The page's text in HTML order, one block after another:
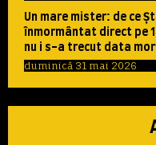
Un mare mister: de ce
înmormântat direct pe
nu i s-a trecut data
duminică 31 mai 2026